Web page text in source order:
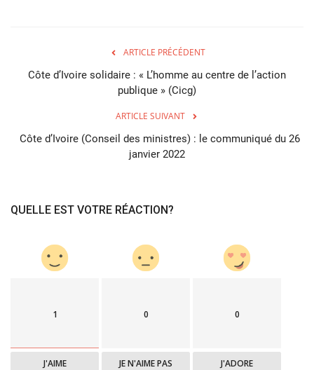
ARTICLE PRÉCÉDENT
Côte d’Ivoire solidaire : « L’homme au centre de l’action
publique » (Cicg)
ARTICLE SUIVANT
Côte d’Ivoire (Conseil des ministres) : le communiqué du 26
janvier 2022
QUELLE EST VOTRE RÉACTION?
1
J'AIME
0
JE N'AIME PAS
0
J'ADORE